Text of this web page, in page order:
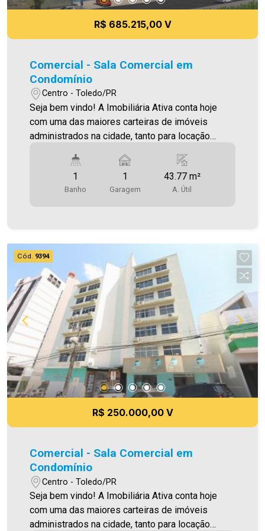
Ativa, sinta-se em casa!
R$ 685.215,00 V
Comercial - Sala Comercial em
Condomínio
Centro - Toledo/PR
Seja bem vindo! A Imobiliária Ativa conta hoje
com uma das maiores carteiras de imóveis
administrados na cidade, tanto para locação
Center , no Centro de Toledo , com 01 Wc
Privativo (lavabo) ,área Privativa 43,77 m². Com
experienciados .Projetado por profissionais da
saúde para integrar diversas especialidades e
serviços em um só endereço, seu conceito
proporciona praticidade e segurança para os
pacientes e possibilita economia . * Consultórios
de 41m2 e 60m2 com possibilidade de junções *
Áreas para grandes clínicas * Lojas comerciais
térreas * Estacionamento rotativo * Recepção
para cada consultório * Banheiros nas áreas
comuns Aproveite essa oportunidade! Imobiliária
Ativa, sinta-se em casa!
1
Banho
1
Garagem
43.77 m²
A. Útil
Cód. 9394
R$ 250.000,00 V
Comercial - Sala Comercial em
Condomínio
Centro - Toledo/PR
Seja bem vindo! A Imobiliária Ativa conta hoje
com uma das maiores carteiras de imóveis
administrados na cidade, tanto para locação